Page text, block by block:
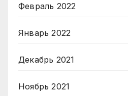
Февраль 2022
Январь 2022
Декабрь 2021
Ноябрь 2021